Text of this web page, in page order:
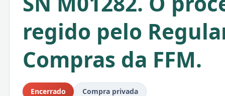
regido pelo
Compras da FFM.
Encerrado Compra privada